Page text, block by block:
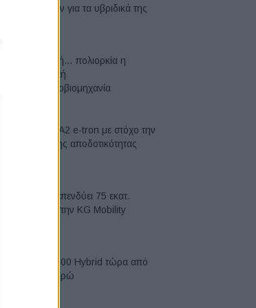
μπαταριών για τα υβριδικά της
Σε κινεζική… πολιορκία η
ευρωπαϊκή
αυτοκινητοβιομηχανία
Νέο Audi A2 e-tron με στόχο την
κορυφή της αποδοτικότητας
Η Chery επενδύει 75 εκατ.
δολάρια στην KG Mobility
Το FIAT 500 Hybrid τώρα από
18.990 ευρώ